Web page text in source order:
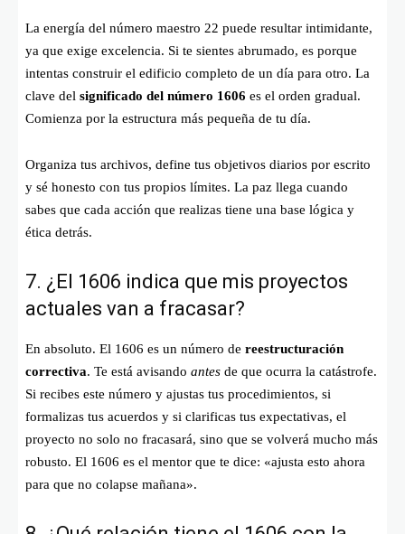
La energía del número maestro 22 puede resultar intimidante,
ya que exige excelencia. Si te sientes abrumado, es porque
intentas construir el edificio completo de un día para otro. La
clave del significado del número 1606 es el orden gradual.
Comienza por la estructura más pequeña de tu día.
Organiza tus archivos, define tus objetivos diarios por escrito
y sé honesto con tus propios límites. La paz llega cuando
sabes que cada acción que realizas tiene una base lógica y
ética detrás.
7. ¿El 1606 indica que mis proyectos
actuales van a fracasar?
En absoluto. El 1606 es un número de reestructuración
correctiva. Te está avisando antes de que ocurra la catástrofe.
Si recibes este número y ajustas tus procedimientos, si
formalizas tus acuerdos y si clarificas tus expectativas, el
proyecto no solo no fracasará, sino que se volverá mucho más
robusto. El 1606 es el mentor que te dice: «ajusta esto ahora
para que no colapse mañana».